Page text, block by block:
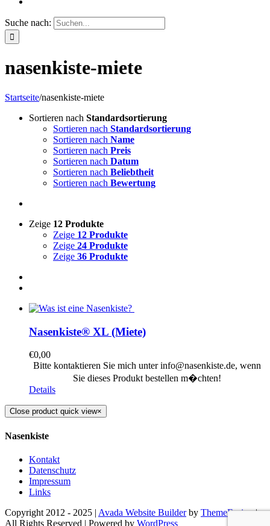
Suche nach:
nasenkiste-miete
Startseite/nasenkiste-miete
Sortieren nach Standardsortierung
Sortieren nach Standardsortierung
Sortieren nach Name
Sortieren nach Preis
Sortieren nach Datum
Sortieren nach Beliebtheit
Sortieren nach Bewertung
Zeige 12 Produkte
Zeige 12 Produkte
Zeige 24 Produkte
Zeige 36 Produkte
Nasenkiste® XL (Miete)
€0,00
Bitte kontaktieren Sie mich unter info@nasenkiste.de, wenn
Sie dieses Produkt bestellen m�chten!
Details
Close product quick view×
Nasenkiste
Kontakt
Datenschutz
Impressum
Links
Copyright 2012 - 2025 | Avada Website Builderby ThemeFusion|
All Rights Reserved | Powered by WordPress